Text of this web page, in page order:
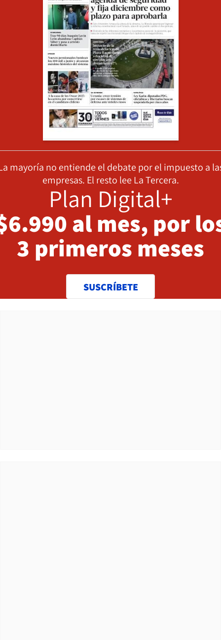
mayoría no entiende el debate por el impuesto a
empresas. El resto lee La Tercera.
Plan Digital+
al mes, por
3 primeros meses
SUSCRÍBETE